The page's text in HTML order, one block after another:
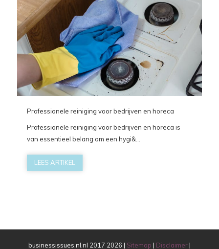
Professionele reiniging voor bedrijven en horeca
Professionele reiniging voor bedrijven en horeca is
van essentieel belang om een hygi&...
LEES ARTIKEL
businessissues.nl.nl 2017 2026 | Sitemap | Disclaimer|